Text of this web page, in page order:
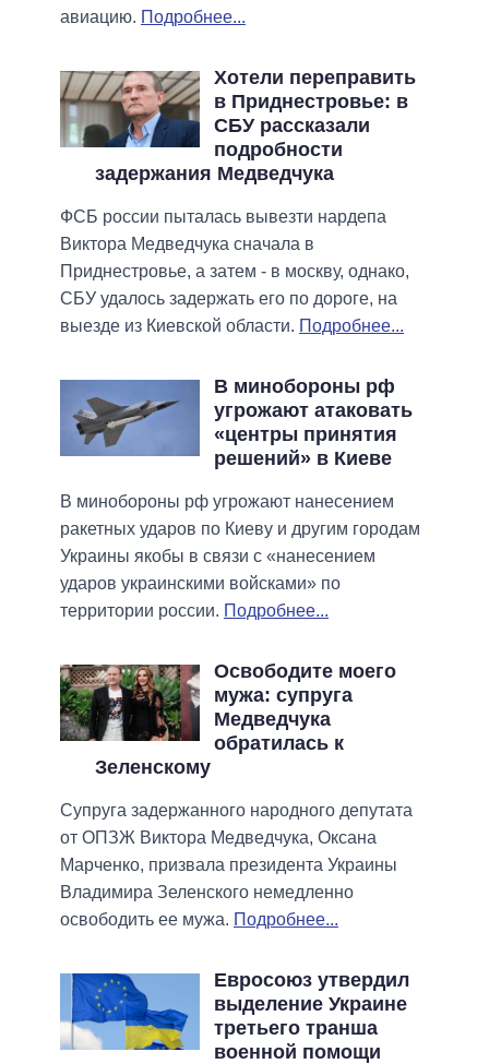
авиацию. Подробнее...
Хотели переправить
в Приднестровье: в
СБУ рассказали
подробности
задержания Медведчука
ФСБ россии пыталась вывезти нардепа
Виктора Медведчука сначала в
Приднестровье, а затем - в москву, однако,
СБУ удалось задержать его по дороге, на
выезде из Киевской области. Подробнее...
В минобороны рф
угрожают атаковать
«центры принятия
решений» в Киеве
В минобороны рф угрожают нанесением
ракетных ударов по Киеву и другим городам
Украины якобы в связи с «нанесением
ударов украинскими войсками» по
территории россии. Подробнее...
Освободите моего
мужа: супруга
Медведчука
обратилась к
Зеленскому
Супруга задержанного народного депутата
от ОПЗЖ Виктора Медведчука, Оксана
Марченко, призвала президента Украины
Владимира Зеленского немедленно
освободить ее мужа. Подробнее...
Евросоюз утвердил
выделение Украине
третьего транша
военной помощи